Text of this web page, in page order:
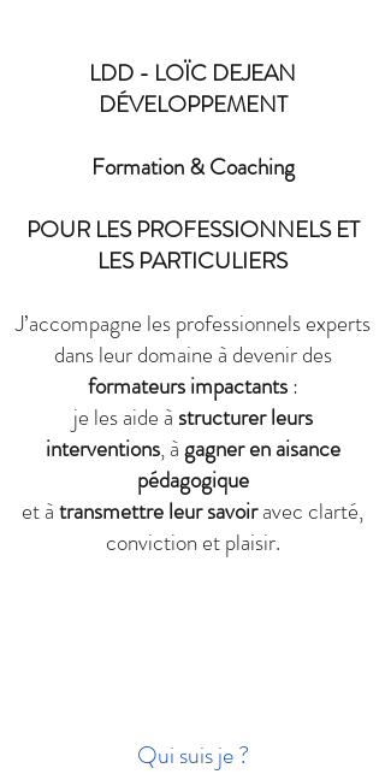
LDD - LOÏC DEJEAN
DÉVELOPPEMENT
Formation & Coaching
POUR LES PROFESSIONNELS ET
LES PARTICULIERS
J’accompagne les professionnels experts
dans leur domaine à devenir des
formateurs impactants:
je les aide à structurer leurs
interventions, àgagner en aisance
pédagogique
et àtransmettre leur savoiravec clarté,
conviction et plaisir.
Qui suis je ?